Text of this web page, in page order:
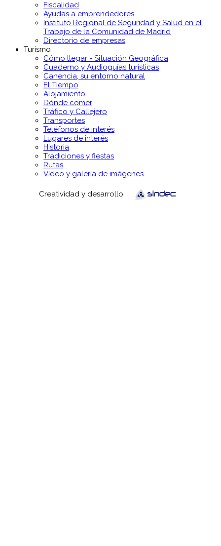
Fiscalidad
Ayudas a emprendedores
Instituto Regional de Seguridad y Salud en el
Trabajo de la Comunidad de Madrid
Directorio de empresas
Turismo
Cómo llegar - Situación Geográfica
Cuaderno y Audioguías turísticas
Canencia, su entorno natural
El Tiempo
Alojamiento
Dónde comer
Tráfico y Callejero
Transportes
Teléfonos de interés
Lugares de interés
Historia
Tradiciones y fiestas
Rutas
Vídeo y galería de imágenes
Creatividad y desarrollo